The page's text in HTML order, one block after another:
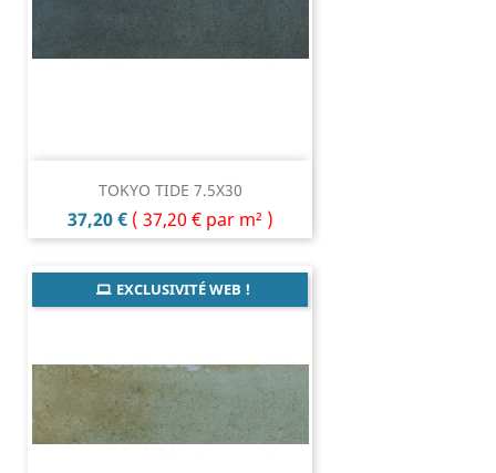
TOKYO TIDE 7.5X30
Prix
37,20 € ( 37,20 € par m² )
EXCLUSIVITÉ WEB !